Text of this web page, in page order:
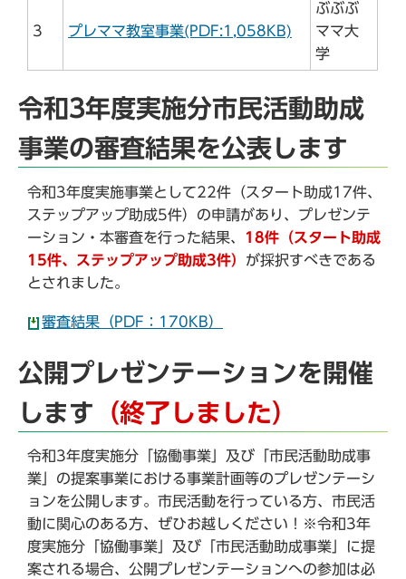
3 プレママ教室事業(PDF:1,058KB)
ぶぶぶ
ママ大
学
令和3年度実施分市民活動助成
事業の審査結果を公表します
令和3年度実施事業として22件（スタート助成17件、
ステップアップ助成5件）の申請があり、プレゼンテ
ーション・本審査を行った結果、
18件（スタート助成
15件、ステップアップ助成3件） が採択すべきである
とされました。
審査結果（PDF：170KB）
公開プレゼンテーションを開催
します （終了しました）
令和3年度実施分「協働事業」及び「市民活動助成事
業」の提案事業における事業計画等のプレゼンテーシ
ョンを公開します。市民活動を行っている方、市民活
動に関心のある方、ぜひお越しください！※令和3年
度実施分「協働事業」及び「市民活動助成事業」に提
案される場合、公開プレゼンテーションへの参加は必